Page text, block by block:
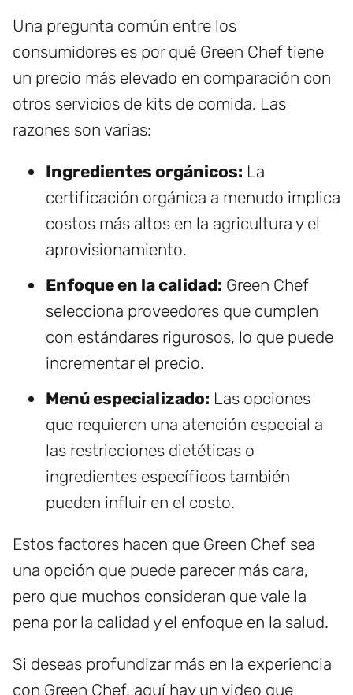
Una pregunta común entre los
consumidores es por qué Green Chef tiene
un precio más elevado en comparación con
otros servicios de kits de comida. Las
razones son varias:
Ingredientes orgánicos: La
certificación orgánica a menudo implica
costos más altos en la agricultura y el
aprovisionamiento.
Enfoque en la calidad: Green Chef
selecciona proveedores que cumplen
con estándares rigurosos, lo que puede
incrementar el precio.
Menú especializado: Las opciones
que requieren una atención especial a
las restricciones dietéticas o
ingredientes específicos también
pueden influir en el costo.
Estos factores hacen que Green Chef sea
una opción que puede parecer más cara,
pero que muchos consideran que vale la
pena por la calidad y el enfoque en la salud.
Si deseas profundizar más en la experiencia
con Green Chef, aquí hay un video que